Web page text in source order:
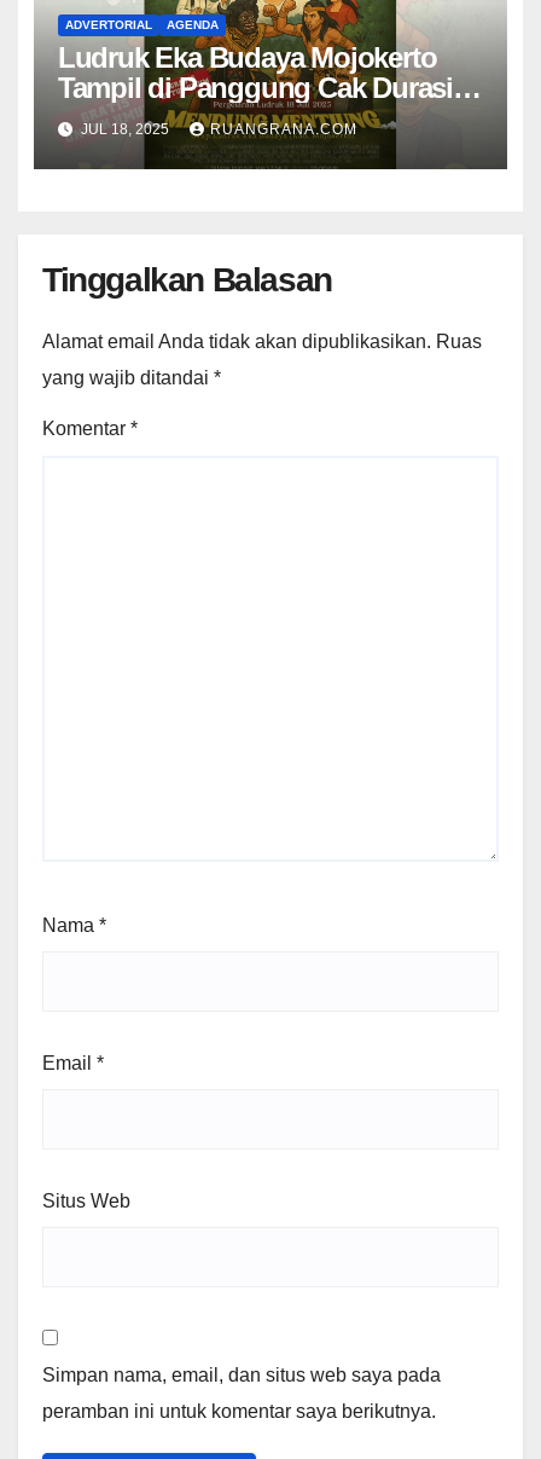
ADVERTORIAL AGENDA
Ludruk Eka Budaya Mojokerto
Tampil di Panggung Cak Durasim
Membawakan Lakon “Mendhung
Mentiung”
JUL 18, 2025 RUANGRANA.COM
Tinggalkan Balasan
Alamat email Anda tidak akan dipublikasikan. Ruas
yang wajib ditandai *
Komentar *
Nama *
Email *
Situs Web
Simpan nama, email, dan situs web saya pada
peramban ini untuk komentar saya berikutnya.